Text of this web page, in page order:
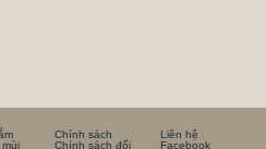
Chính sách
Chính sách đổi
Liên hệ
Facebook